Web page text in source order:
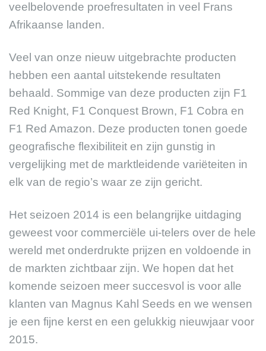
veelbelovende proefresultaten in veel Frans
Afrikaanse landen.
Veel van onze nieuw uitgebrachte producten
hebben een aantal uitstekende resultaten
behaald. Sommige van deze producten zijn F1
Red Knight, F1 Conquest Brown, F1 Cobra en
F1 Red Amazon. Deze producten tonen goede
geografische flexibiliteit en zijn gunstig in
vergelijking met de marktleidende variëteiten in
elk van de regio’s waar ze zijn gericht.
Het seizoen 2014 is een belangrijke uitdaging
geweest voor commerciële ui-telers over de hele
wereld met onderdrukte prijzen en voldoende in
de markten zichtbaar zijn. We hopen dat het
komende seizoen meer succesvol is voor alle
klanten van Magnus Kahl Seeds en we wensen
je een fijne kerst en een gelukkig nieuwjaar voor
2015.